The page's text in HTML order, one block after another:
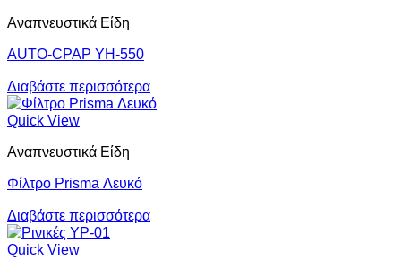
Αναπνευστικά Είδη
AUTO-CPAP YH-550
Διαβάστε περισσότερα
Quick View
Αναπνευστικά Είδη
Φίλτρο Prisma Λευκό
Διαβάστε περισσότερα
Quick View